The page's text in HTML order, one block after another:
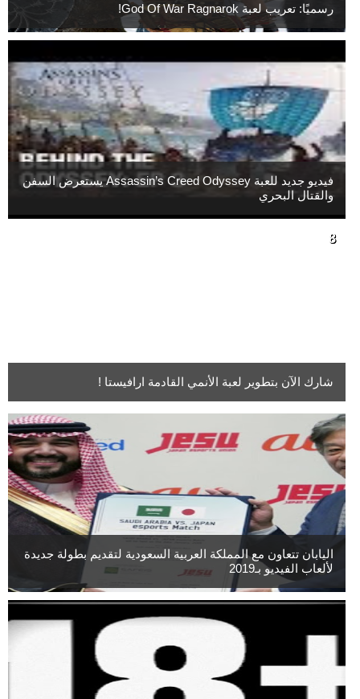
رسميًا: تعريب لعبة God Of War Ragnarok!
فيديو جديد للعبة Assassin’s Creed Odyssey يستعرض السفن
والقتال البحري
شارك الآن بتطوير لعبة الأنمي القادمة ارافيستا !
اليابان تتعاون مع المملكة العربية السعودية لتقديم بطولة جديدة
لألعاب الفيديو بـ2019